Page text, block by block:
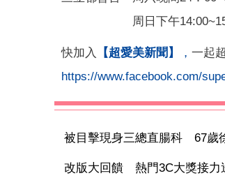
周日下午
快加入 【超愛美新聞】 ， 一起
https://www.facebook.com/
被目擊現身三總直腸科 67歲
改版大回饋 熱門3C大獎接力